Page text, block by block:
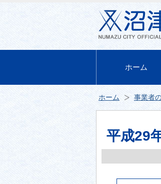
ホーム
ホーム 事業者
平成29